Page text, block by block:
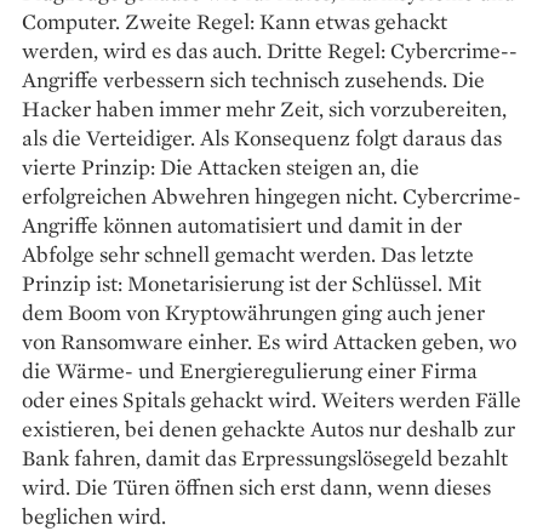
Computer. Zweite Regel: Kann etwas gehackt
werden, wird es das auch. Dritte Regel: Cybercrime-­
Angriffe verbessern sich technisch zusehends. Die
Hacker haben immer mehr Zeit, sich vorzubereiten,
als die Verteidiger. Als Konsequenz folgt daraus das
vierte Prinzip: Die Attacken steigen an, die
erfolgreichen Abwehren hingegen nicht. Cybercrime-
Angriffe können automatisiert und damit in der
Abfolge sehr schnell gemacht werden. Das letzte
Prinzip ist: Monetarisierung ist der Schlüssel. Mit
dem Boom von Kryptowährungen ging auch jener
von Ransomware einher. Es wird Attacken geben, wo
die Wärme- und Energieregulierung einer Firma
oder eines Spitals gehackt wird. Weiters werden Fälle
existieren, bei denen gehackte Autos nur deshalb zur
Bank fahren, damit das Erpressungslösegeld bezahlt
wird. Die Türen öffnen sich erst dann, wenn dieses
beglichen wird.